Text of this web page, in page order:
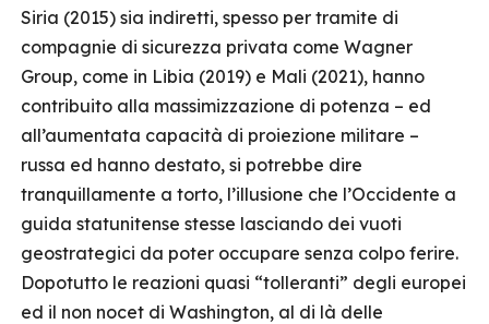
Siria (2015) sia indiretti, spesso per tramite di
compagnie di sicurezza privata come Wagner
Group, come in Libia (2019) e Mali (2021), hanno
contribuito alla massimizzazione di potenza – ed
all’aumentata capacità di proiezione militare –
russa ed hanno destato, si potrebbe dire
tranquillamente a torto, l’illusione che l’Occidente a
guida statunitense stesse lasciando dei vuoti
geostrategici da poter occupare senza colpo ferire.
Dopotutto le reazioni quasi “tolleranti” degli europei
ed il non nocet di Washington, al di là delle